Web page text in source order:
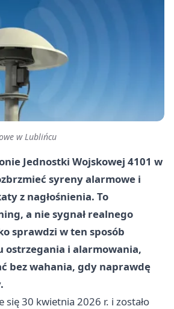
w Lublińcu
Jednostki Wojskowej 4101 w
syreny alarmowe i
z nagłośnienia. To
a nie sygnał realnego
sprawdzi w ten sposób
ostrzegania i alarmowania,
bez wahania, gdy naprawdę
się 30 kwietnia 2026 r. i zostało